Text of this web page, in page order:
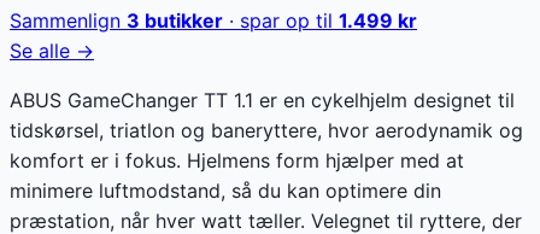
Sammenlign 3 butikker · spar op til 1.499 kr
Se alle →
ABUS GameChanger TT 1.1 er en cykelhjelm designet til
tidskørsel, triatlon og baneryttere, hvor aerodynamik og
komfort er i fokus. Hjelmens form hjælper med at
minimere luftmodstand, så du kan optimere din
præstation, når hver watt tæller. Velegnet til ryttere, der